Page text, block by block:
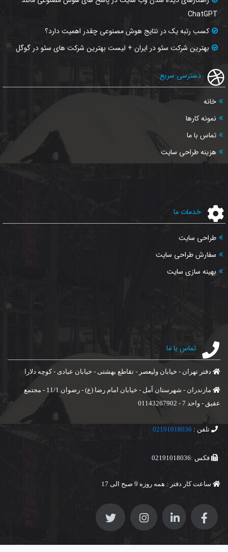
ChatGPT
کسب رتبه یک در نتایج هوش مصنوعی چقدر اهمیت دارد؟
بهترین شرکت سئو در ایران + لیست بهترین شرکت های سئو در گوگل
دسترسی سریع
خانه
نمونه کارها
تماس با ما
هزینه طراحی سایت
خدمات ما
طراحی سایت
سفارش طراحی سایت
بهینه سازی سایت
تماس با ما
دفتر تهران - خیابان ولیعصر - تقاطع بهشتی - خیابان عبادی - کوچه دلارا
مازندران - شهرستان آمل - خیابان امام رضا (ع) - رضوان 11/1 - مجتمع
عقیق - واحد 7 - 01143267902
تلفن : 02191018036
فکس :02191018036
ساعت کار دفتر : همه روزه 9 صبح الی 17